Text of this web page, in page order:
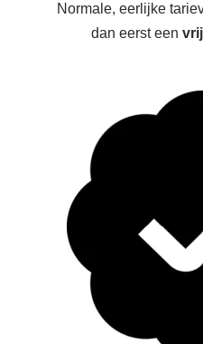
Normale, eerlijke
dan eerst een